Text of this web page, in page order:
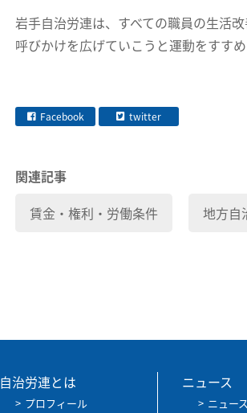
岩手自治労連は、すべての職員の生活
呼びかけを広げていこうと運動をすすめ
Facebook twitter
関連記事
賃金・権利・労働条件
地方自
自治労連とは
プロフィール
ニュース
ニュー